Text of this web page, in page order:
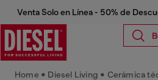
Venta Solo en Línea - 50% de
Home • Diesel Living • Cerámica